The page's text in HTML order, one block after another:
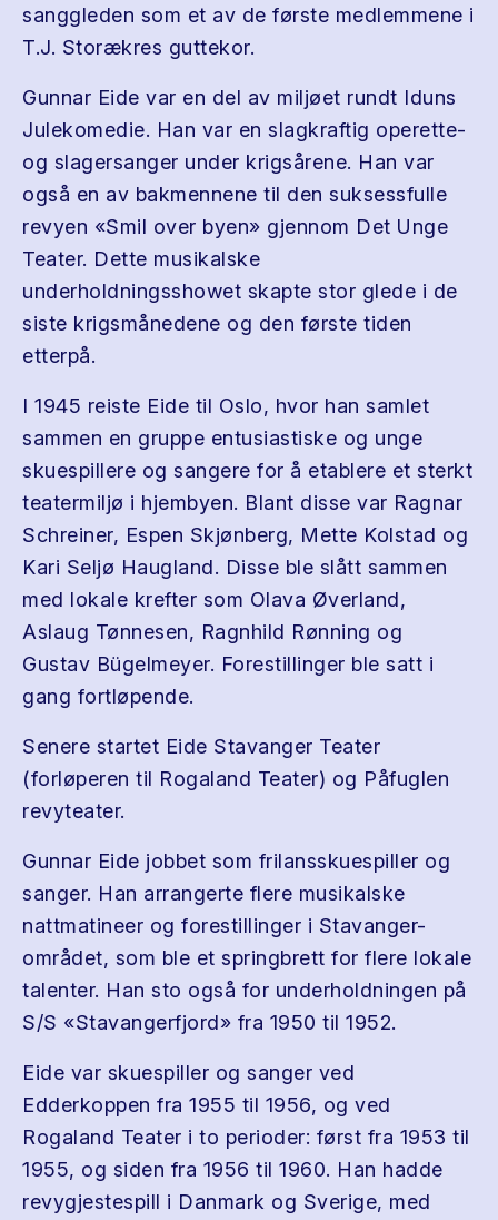
sanggleden som et av de første medlemmene i
T.J. Storækres guttekor.
Gunnar Eide var en del av miljøet rundt Iduns
Julekomedie. Han var en slagkraftig operette-
og slagersanger under krigsårene. Han var
også en av bakmennene til den suksessfulle
revyen «Smil over byen» gjennom Det Unge
Teater. Dette musikalske
underholdningsshowet skapte stor glede i de
siste krigsmånedene og den første tiden
etterpå.
I 1945 reiste Eide til Oslo, hvor han samlet
sammen en gruppe entusiastiske og unge
skuespillere og sangere for å etablere et sterkt
teatermiljø i hjembyen. Blant disse var Ragnar
Schreiner, Espen Skjønberg, Mette Kolstad og
Kari Seljø Haugland. Disse ble slått sammen
med lokale krefter som Olava Øverland,
Aslaug Tønnesen, Ragnhild Rønning og
Gustav Bügelmeyer. Forestillinger ble satt i
gang fortløpende.
Senere startet Eide Stavanger Teater
(forløperen til Rogaland Teater) og Påfuglen
revyteater.
Gunnar Eide jobbet som frilansskuespiller og
sanger. Han arrangerte flere musikalske
nattmatineer og forestillinger i Stavanger-
området, som ble et springbrett for flere lokale
talenter. Han sto også for underholdningen på
S/S «Stavangerfjord» fra 1950 til 1952.
Eide var skuespiller og sanger ved
Edderkoppen fra 1955 til 1956, og ved
Rogaland Teater i to perioder: først fra 1953 til
1955, og siden fra 1956 til 1960. Han hadde
revygjestespill i Danmark og Sverige, med